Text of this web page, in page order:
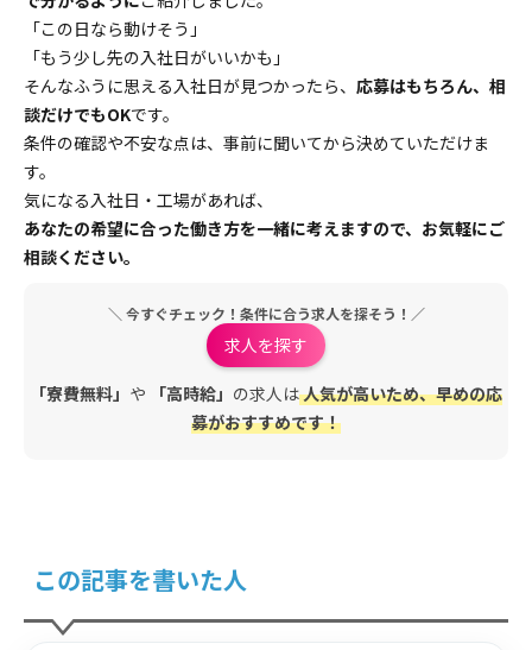
「この日なら動けそう」
「もう少し先の入社日がいいかも」
そんなふうに思える入社日が見つかったら、 応募はもちろん、相
談だけでもOKです。
条件の確認や不安な点は、事前に聞いてから決めていただけま
す。
気になる入社日・工場があれば、
あなたの希望に合った働き方を一緒に考えますので、お気軽にご
相談ください。
＼ 今すぐチェック！条件に合う求人を探そう！／
求人を探す
「寮費無料」 や 「高時給」 の求人は人気が高いため、早めの応
募がおすすめです！
この記事を書いた人